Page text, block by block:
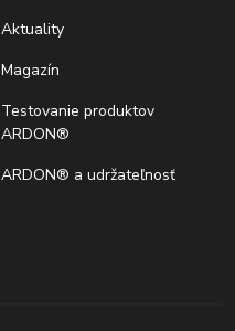
Aktuality
Magazín
Testovanie produktov
ARDON®
ARDON® a udržateľnosť